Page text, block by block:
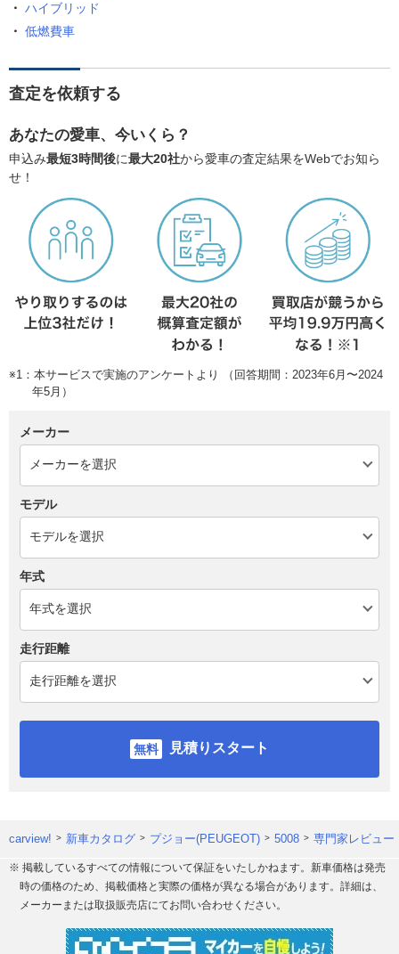
ハイブリッド
低燃費車
査定を依頼する
あなたの愛車、今いくら？
申込み最短3時間後に最大20社から愛車の査定結果をWebでお知ら
せ！
※1：本サービスで実施のアンケートより （回答期間：2023年6月〜2024
年5月）
メーカー
モデル
年式
走行距離
見積りスタート
carview! 新車カタログ プジョー(PEUGEOT) 5008 専門家レビュー
※ 掲載しているすべての情報について保証をいたしかねます。新車価格は発売
時の価格のため、掲載価格と実際の価格が異なる場合があります。詳細は、
メーカーまたは取扱販売店にてお問い合わせください。